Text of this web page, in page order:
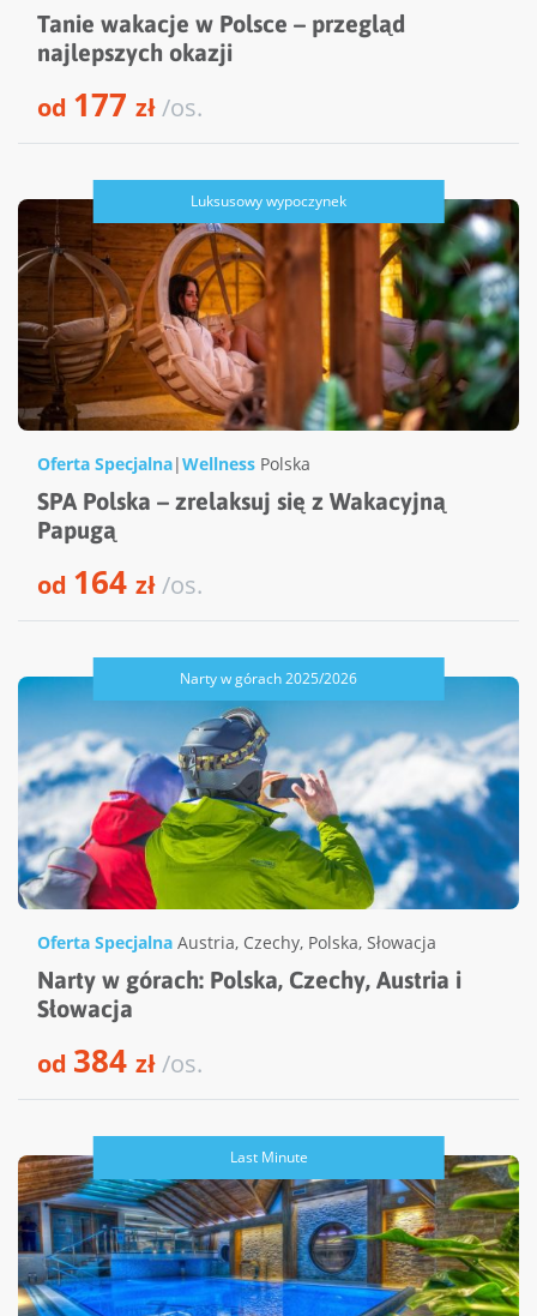
Tanie wakacje w Polsce – przegląd
najlepszych okazji
od 177 zł/os.
Luksusowy wypoczynek
Oferta Specjalna|Wellness Polska
SPA Polska – zrelaksuj się z Wakacyjną
Papugą
od 164 zł/os.
Narty w górach 2025/2026
Oferta Specjalna Austria, Czechy, Polska, Słowacja
Narty w górach: Polska, Czechy, Austria i
Słowacja
od 384 zł/os.
Last Minute